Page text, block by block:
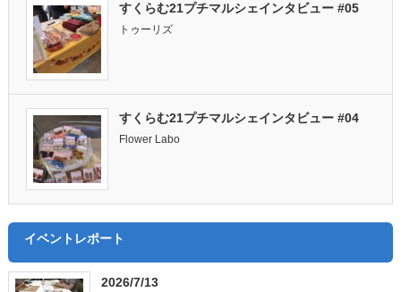
すくらむ21プチマルシェインタビュー #05
トゥーリズ
すくらむ21プチマルシェインタビュー #04
Flower Labo
イベントレポート
2026/7/13